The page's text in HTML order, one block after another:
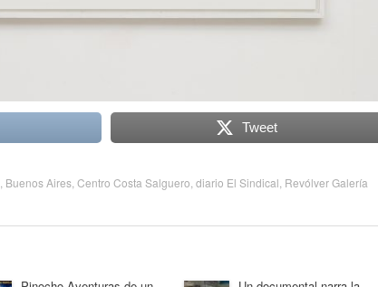
Tweet
Buenos Aires Centro Costa Salguero diario El Sindical Revólver Galería